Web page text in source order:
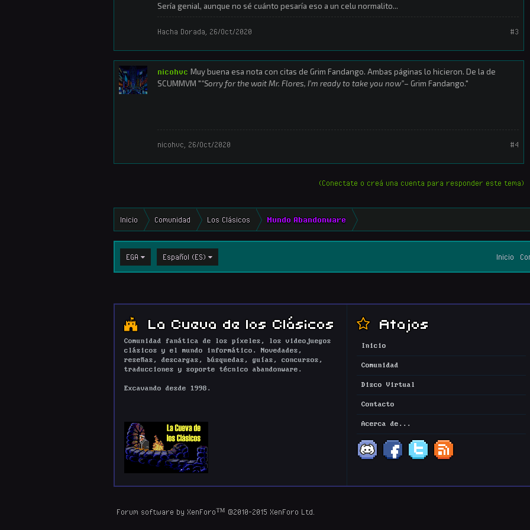
Sería genial, aunque no sé cuánto pesaría eso a un celu normalito...
Hacha Dorada 26/Oct/2020 #3
nicohvc Muy buena esa nota con citas de Grim Fandango. Ambas páginas lo hicieron. De la de
SCUMMVM "“Sorry for the wait Mr. Flores, I’m ready to take you now”– Grim Fandango."
nicohvc 26/Oct/2020 #4
(Conectate o creá una cuenta para responder este tema)
Inicio Comunidad Los Clásicos Mundo Abandonware
EGA Español (ES) Inicio
La Cueva de los Clásicos
Comunidad fanática de los píxeles, los videojuegos
clásicos y el mundo informático. Novedades,
reseñas, descargas, búsquedas, guías, concursos,
traducciones y soporte técnico abandonware.
Excavando desde 1998.
Atajos
Inicio
Comunidad
Disco Virtual
Contacto
Acerca de...
Forum software by XenForo™ ©2010-2015 XenForo Ltd.